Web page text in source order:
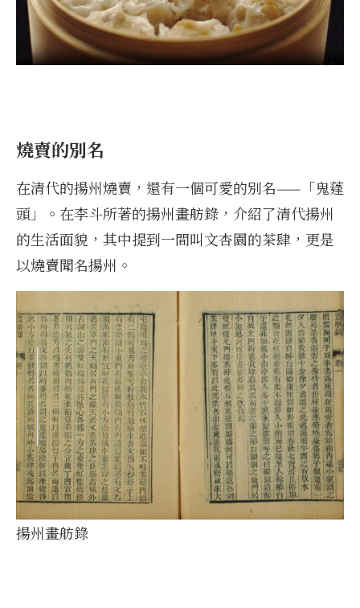
燒賣的別名
在清代的揚州燒賣，還有一個可愛的別名——「鬼蓬
頭」。在李斗所著的揚州畫舫錄，介紹了清代揚州
的生活面貌，其中提到一間叫文杏園的茶肆，更是
以燒賣聞名揚州。
揚州畫舫錄